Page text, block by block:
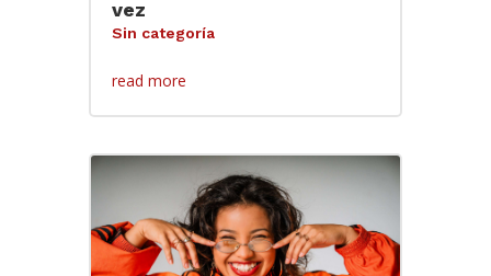
vez
Sin categoría
read more